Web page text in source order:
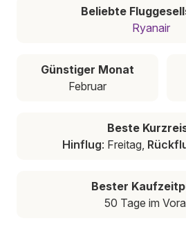
Beliebte
Ryanair
Günstiger Monat
Februar
Beste
Hinflug: Freitag,
Bester
50 Tage im